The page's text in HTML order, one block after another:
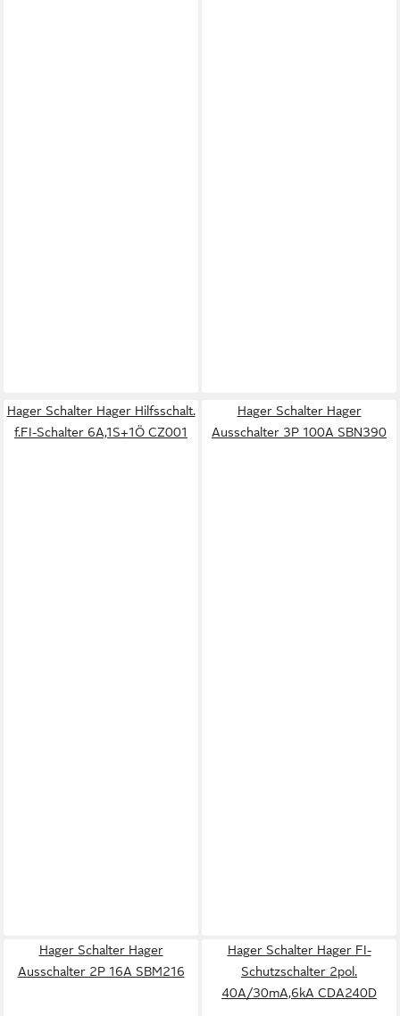
Hager Schalter Hager Hilfsschalt.
f.FI-Schalter 6A,1S+1Ö CZ001
Hager Schalter Hager
Ausschalter 3P 100A SBN390
Hager Schalter Hager
Ausschalter 2P 16A SBM216
Hager Schalter Hager FI-
Schutzschalter 2pol.
40A/30mA,6kA CDA240D